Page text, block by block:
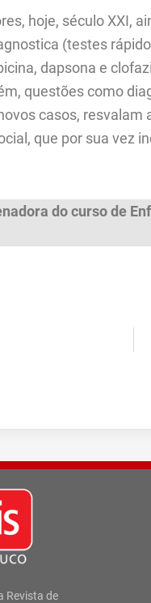
hoje, século XXI,
(testes
dapsona e
questões como
casos, resvalam
que por sua vez
do curso de
Revista de